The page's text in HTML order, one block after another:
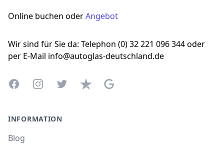
Online buchen oderAngebot
Wir sind für Sie da: Telephon (0) 32 221 096 344 oder
per E-Mail info@autoglas-deutschland.de
FacebookInstagramTwitterTrustpilotGoogle Business Profile
INFORMATION
Blog